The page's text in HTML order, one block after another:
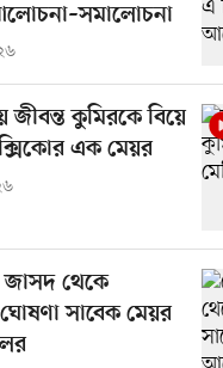
জীবন্ত কুমিরকে বিয়ে
এক মেয়র
জাসদ থেকে
সাবেক মেয়র